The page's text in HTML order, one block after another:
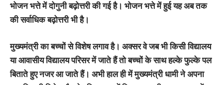
भोजन भत्ते में दोगुनी बढ़ोत्तरी की गई है। भोजन भत्ते में हुई यह अब तक
की सर्वाधिक बढ़ोत्तरी भी है।
मुख्यमंत्री का बच्चों से विशेष लगाव है। अक्सर वे जब भी किसी विद्यालय
या आवासीय विद्यालय परिसर में जाते हैं तो बच्चों के साथ हल्के फुल्के पल
बिताते हुए नजर आ जाते हैं। अभी हाल ही में मुख्यमंत्री धामी ने अपना